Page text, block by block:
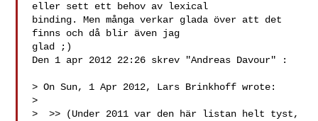
eller sett ett behov av lexical
binding. Men många verkar glada över att det
finns och då blir även jag
glad ;)
Den 1 apr 2012 22:26 skrev "Andreas Davour" :
> On Sun, 1 Apr 2012, Lars Brinkhoff wrote:
>
>  >> (Under 2011 var den här listan helt tyst,